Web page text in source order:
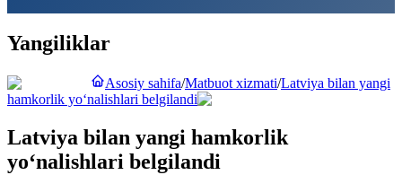
Yangiliklar
Asosiy sahifa/Matbuot xizmati/Latviya bilan yangi
hamkorlik yo‘nalishlari belgilandi
Latviya bilan yangi hamkorlik
yo‘nalishlari belgilandi